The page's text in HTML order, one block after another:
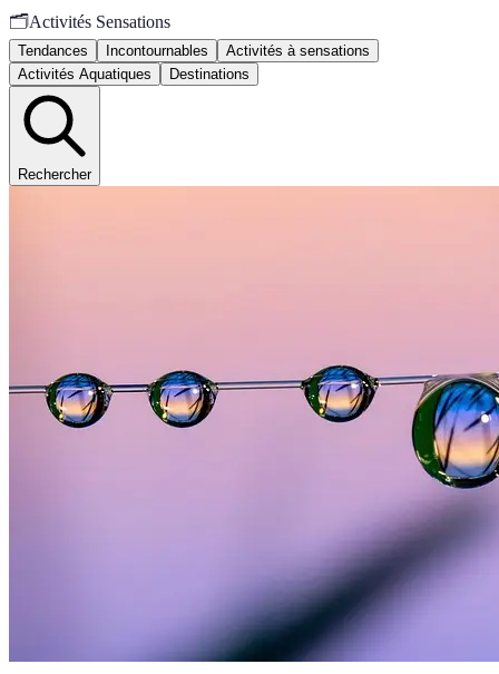
🗂️Activités Sensations
Tendances Incontournables
Activités à sensations
Activités Aquatiques
Destinations
Rechercher